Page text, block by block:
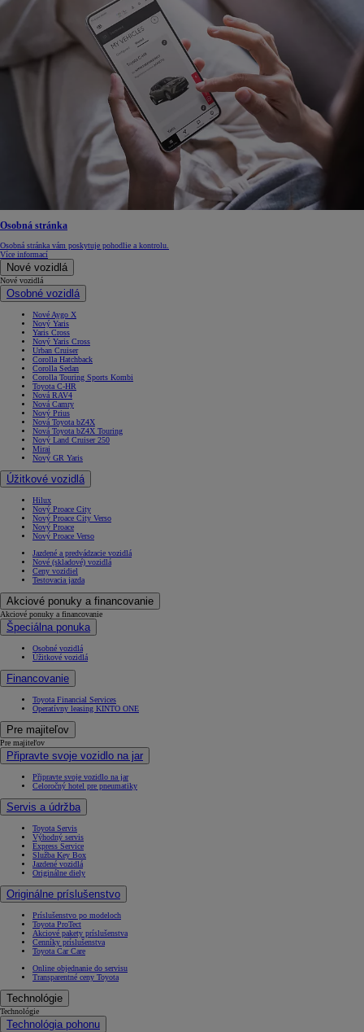
Osobná stránka
Osobná stránka vám poskytuje pohodlie a kontrolu.
Více informací
Nové vozidlá
Nové vozidlá
Osobné vozidlá
Nové Aygo X
Nový Yaris
Yaris Cross
Nový Yaris Cross
Urban Cruiser
Corolla Hatchback
Corolla Sedan
Corolla Touring Sports Kombi
Toyota C-HR
Nová RAV4
Nová Camry
Nový Prius
Nová Toyota bZ4X
Nová Toyota bZ4X Touring
Nový Land Cruiser 250
Mirai
Nový GR Yaris
Úžitkové vozidlá
Hilux
Nový Proace City
Nový Proace City Verso
Nový Proace
Nový Proace Verso
Jazdené a predvádzacie vozidlá
Nové (skladové) vozidlá
Ceny vozidiel
Testovacia jazda
Akciové ponuky a financovanie
Akciové ponuky a financovanie
Špeciálna ponuka
Osobné vozidlá
Úžitkové vozidlá
Financovanie
Toyota Financial Services
Operatívny leasing KINTO ONE
Pre majiteľov
Pre majiteľov
Připravte svoje vozidlo na jar
Připravte svoje vozidlo na jar
Celoročný hotel pre pneumatiky
Servis a údržba
Toyota Servis
Výhodný servis
Express Service
Služba Key Box
Jazdené vozidlá
Originálne diely
Originálne príslušenstvo
Príslušenstvo po modeloch
Toyota ProTect
Akciové pakety príslušenstva
Cenníky príslušenstva
Toyota Car Care
Online objednanie do servisu
Transparentné ceny Toyota
Technológie
Technológie
Technológia pohonu